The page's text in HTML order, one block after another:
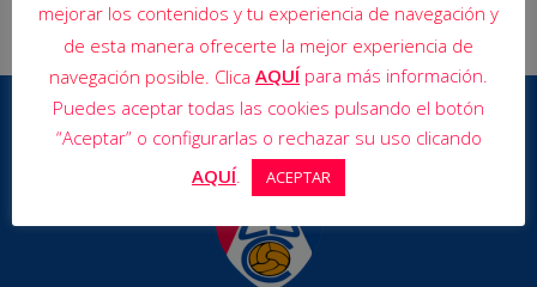
mejorar los contenidos y tu experiencia de navegación y
de esta manera ofrecerte la mejor experiencia de
navegación posible. Clica AQUÍ para más información.
Puedes aceptar todas las cookies pulsando el botón
“Aceptar” o configurarlas o rechazar su uso clicando
AQUÍ. ACEPTAR